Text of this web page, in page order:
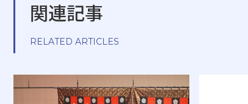
関連記事
RELATED ARTICLES